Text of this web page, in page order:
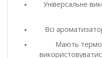
Універсальне
Всі
Мають